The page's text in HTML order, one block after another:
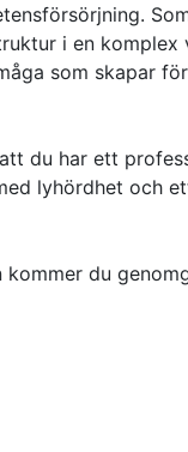
i en
som skapar
du har ett
lyhördhet och
du